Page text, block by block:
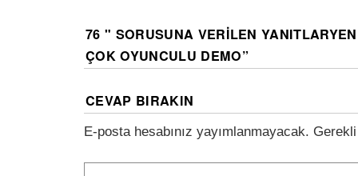
76 " SORUSUNA VERILEN YANITLAR
ÇOK OYUNCULU DEMO”
CEVAP BIRAKIN
E-posta hesabınız yayımlanmayacak.